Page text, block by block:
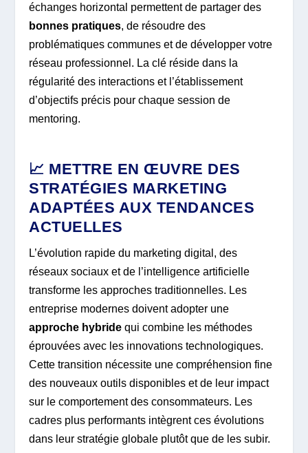
échanges horizontal permettent de partager des
bonnes pratiques, de résoudre des
problématiques communes et de développer votre
réseau professionnel. La clé réside dans la
régularité des interactions et l’établissement
d’objectifs précis pour chaque session de
mentoring.
📈 METTRE EN ŒUVRE DES
STRATÉGIES MARKETING
ADAPTÉES AUX TENDANCES
ACTUELLES
L’évolution rapide du marketing digital, des
réseaux sociaux et de l’intelligence artificielle
transforme les approches traditionnelles. Les
entreprise modernes doivent adopter une
approche hybride qui combine les méthodes
éprouvées avec les innovations technologiques.
Cette transition nécessite une compréhension fine
des nouveaux outils disponibles et de leur impact
sur le comportement des consommateurs. Les
cadres plus performants intègrent ces évolutions
dans leur stratégie globale plutôt que de les subir.